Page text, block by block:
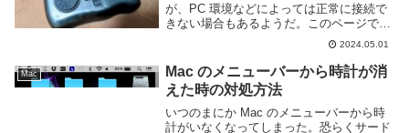
が、PC 環境などによっては正常に接続で
きない場合もあるようだ。このページでは
TourBox が動作しない・PC に繋がらない
場合の対処方法をいくつか紹介しよう。
TourBox シリーズ共通まず...
2024.05.01
Mac
Mac のメニューバーから時計が消
えた時の対処方法
いつのまにか Mac のメニューバーから時
計がいなくなってしまった。恐らくサード